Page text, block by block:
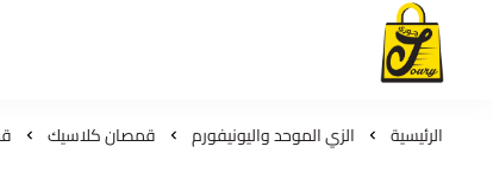
لمسات جوري
الرئيسية الزي الموحد واليونيفورم قمصان كلاسيك